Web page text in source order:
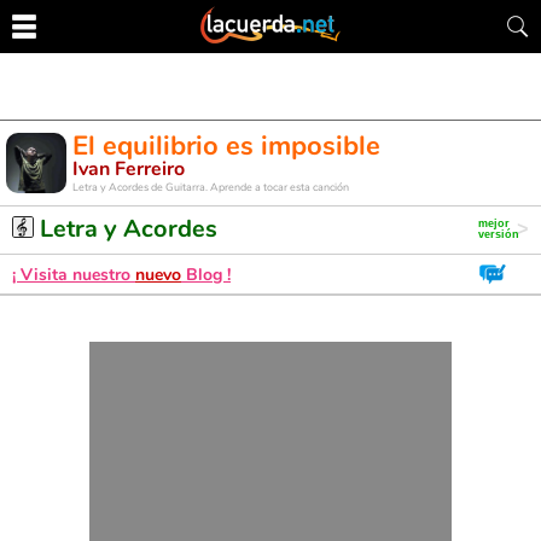
El equilibrio es imposible
Ivan Ferreiro
Letra y Acordes de Guitarra. Aprende a tocar esta canción
Letra y Acordes
¡ Visita nuestro nuevo Blog !